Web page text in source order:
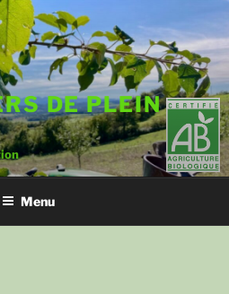
DE PLEIN
Menu